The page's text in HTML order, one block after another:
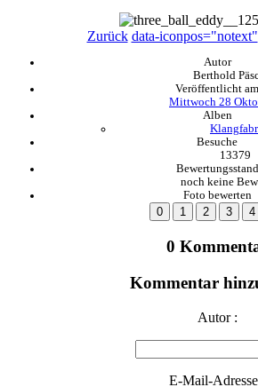
Zurück data-iconpos="notext"
Autor
Berthold
Veröffentlicht am
Mittwoch 28
Alben
Besuche
13379
Bewertungsstand
noch keine
Foto bewerten
0
Kommentar
Autor :
E-Mail-